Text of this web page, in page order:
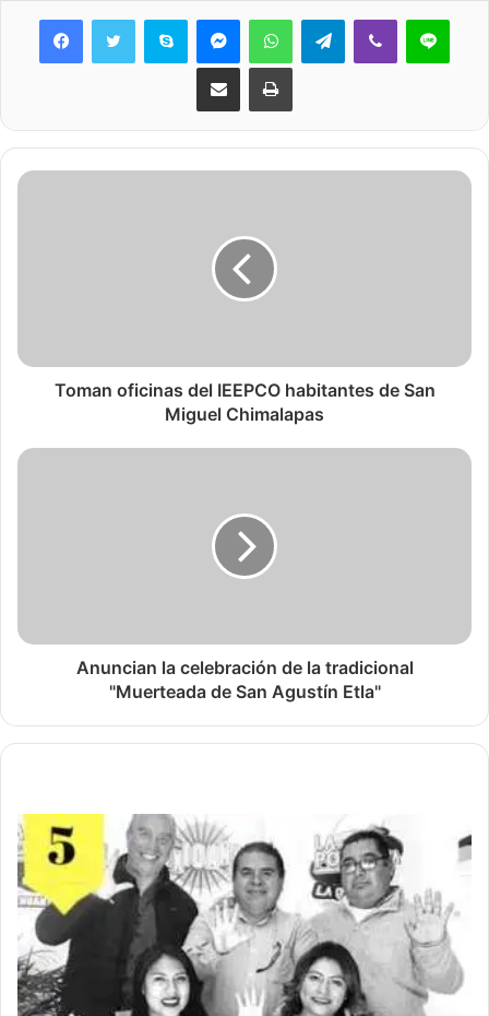
Skype MessengerWhatsAppTelegramViber Line
Share via Email Print
Toman oficinas del IEEPCO habitantes de San
Miguel Chimalapas
Anuncian la celebración de la tradicional
"Muerteada de San Agustín Etla"